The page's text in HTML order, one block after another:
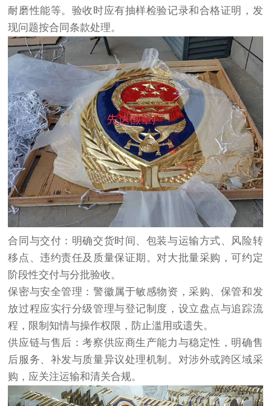
耐磨性能等。验收时应有抽样检验记录和合格证明，发
现问题按合同条款处理。
合同与交付：明确交货时间、包装与运输方式、风险转
移点、违约责任及质量保证期。对大批量采购，可约定
阶段性交付与分批验收。
保密与安全管理：警徽属于敏感物资，采购、保管和发
放过程应实行分级管理与登记制度，设立盘点与追踪流
程，限制知情与操作权限，防止滥用或遗失。
供应链与售后：考察供应商生产能力与稳定性，明确售
后服务、补发与质量异议处理机制。对涉外或跨区域采
购，应关注运输和清关合规。